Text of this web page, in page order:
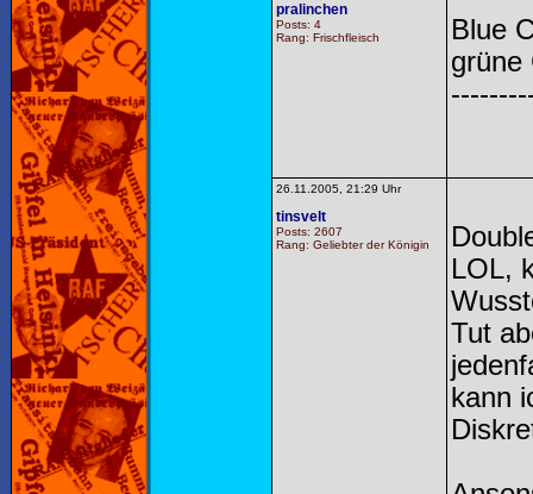
pralinchen
Posts: 4
Rang: Frischfleisch
Blue
grüne
26.11.2005, 21:29 Uhr
tinsvelt
Posts: 2607
Rang: Geliebter der Königin
LOL,
Tut
kann